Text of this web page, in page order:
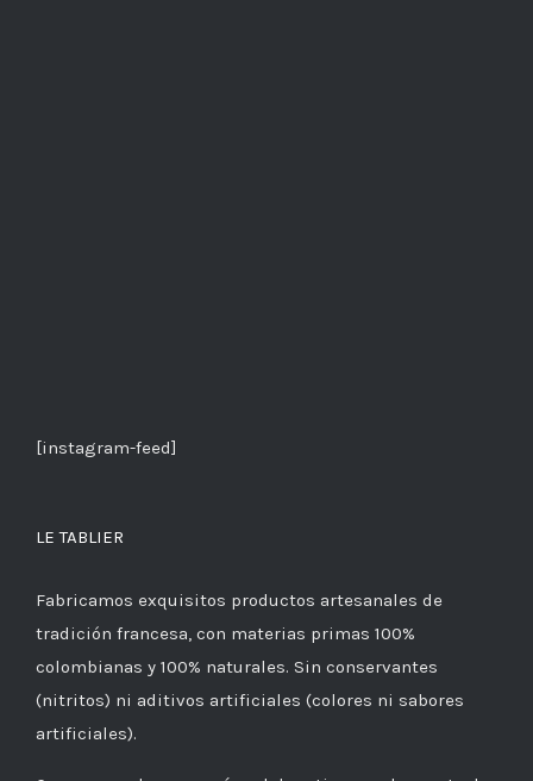
[instagram-feed]
LE TABLIER
Fabricamos exquisitos productos artesanales de
tradición francesa, con materias primas 100%
colombianas y 100% naturales. Sin conservantes
(nitritos) ni aditivos artificiales (colores ni sabores
artificiales).